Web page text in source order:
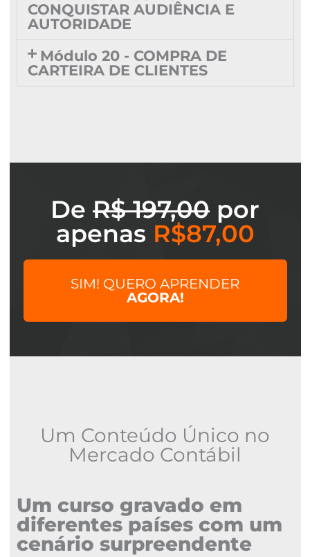
CONQUISTAR AUDIÊNCIA E
AUTORIDADE
Módulo 20 - COMPRA DE
CARTEIRA DE CLIENTES
De R$ 197,00 por
apenas R$87,00
SIM! QUERO APRENDER
AGORA!
Um Conteúdo Único no
Mercado Contábil
Um curso gravado em
diferentes países com um
cenário surpreendente